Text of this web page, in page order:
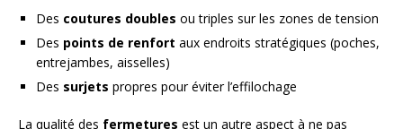
Des coutures doubles ou triples sur les zones de tension
Des points de renfort aux endroits stratégiques (poches,
entrejambes, aisselles)
Des surjets propres pour éviter l’effilochage
La qualité des fermetures est un autre aspect à ne pas